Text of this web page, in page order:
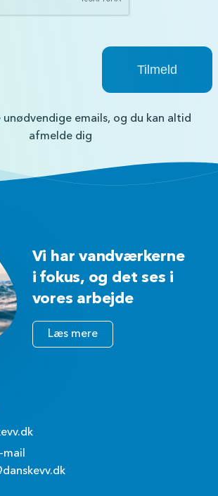
unødvendige emails, og du kan altid
afmelde dig
Vi har vandværkerne
i fokus, og det ses i
vores arbejde
Læs mere